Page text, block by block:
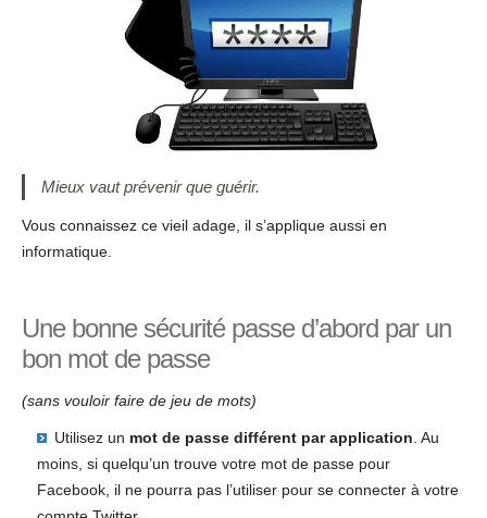
Mieux vaut prévenir que guérir.
Vous connaissez ce vieil adage, il s’applique aussi en
informatique.
Une bonne sécurité passe d’abord par un
bon mot de passe
(sans vouloir faire de jeu de mots)
Utilisez un mot de passe différent par application . Au
moins, si quelqu’un trouve votre mot de passe pour
Facebook, il ne pourra pas l’utiliser pour se connecter à votre